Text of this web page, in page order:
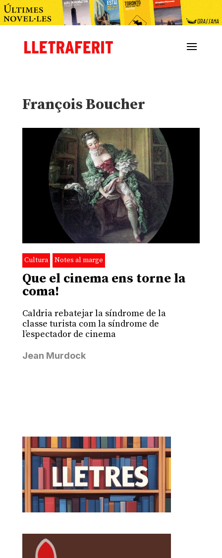
François Boucher
Cultura Notes al marge
Que el cinema ens torne la
coma!
Caldria rebatejar la síndrome de la
classe turista com la síndrome de
l’espectador de cinema
Jean Murdock